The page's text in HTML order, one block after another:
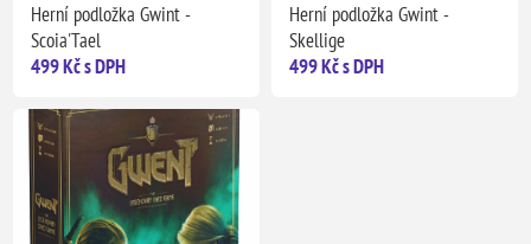
Herní podložka Gwint -
Scoia'Tael
499 Kč s DPH
Herní podložka Gwint -
Skellige
499 Kč s DPH